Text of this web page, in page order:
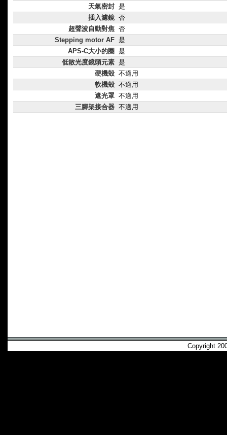
天氣密封 是
插入濾鏡 否
超聲波自動對焦 否
Stepping motor AF 是
APS-C大小的圈
是
低散光度鏡頭元素 是
硬機殼 不適用
軟機殼 不適用
遮光罩 不適用
三腳架接合器 不適用
Copyright